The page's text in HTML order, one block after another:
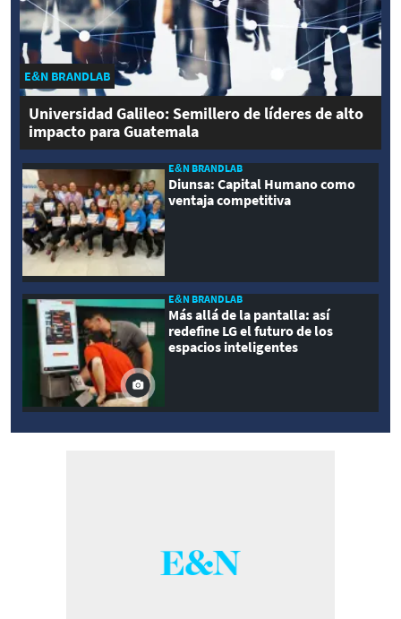
E&N BRANDLAB
Universidad Galileo: Semillero de líderes de alto
impacto para Guatemala
E&N BRANDLAB
Diunsa: Capital Humano como
ventaja competitiva
E&N BRANDLAB
Más allá de la pantalla: así
redefine LG el futuro de los
espacios inteligentes